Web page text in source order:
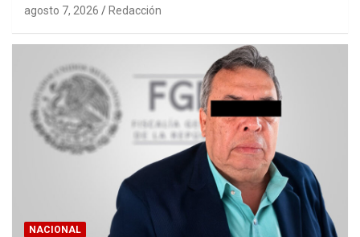
agosto 7, 2026 Redacción
NACIONAL